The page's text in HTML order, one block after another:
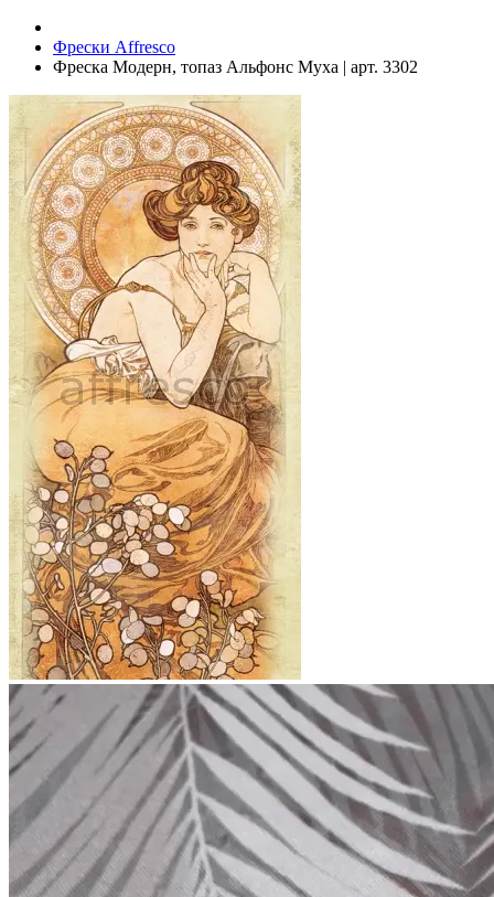
Фрески Affresco
Фреска Модерн, топаз Альфонс Муха | арт. 3302